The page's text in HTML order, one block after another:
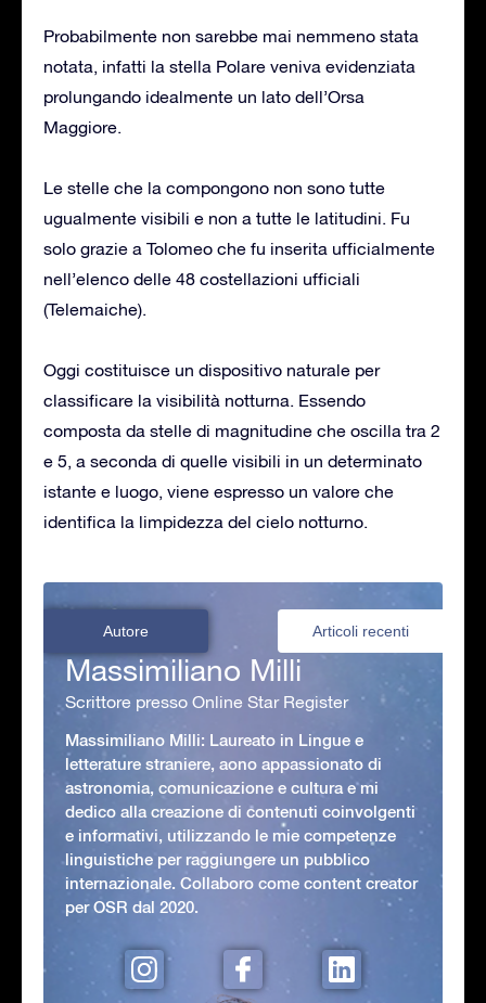
Probabilmente non sarebbe mai nemmeno stata
notata, infatti la stella Polare veniva evidenziata
prolungando idealmente un lato dell’Orsa
Maggiore.
Le stelle che la compongono non sono tutte
ugualmente visibili e non a tutte le latitudini. Fu
solo grazie a Tolomeo che fu inserita ufficialmente
nell’elenco delle 48 costellazioni ufficiali
(Telemaiche).
Oggi costituisce un dispositivo naturale per
classificare la visibilità notturna. Essendo
composta da stelle di magnitudine che oscilla tra 2
e 5, a seconda di quelle visibili in un determinato
istante e luogo, viene espresso un valore che
identifica la limpidezza del cielo notturno.
Autore Articoli recenti
Massimiliano Milli
Scrittore presso Online Star Register
Massimiliano Milli: Laureato in Lingue e
letterature straniere, aono appassionato di
astronomia, comunicazione e cultura e mi
dedico alla creazione di contenuti coinvolgenti
e informativi, utilizzando le mie competenze
linguistiche per raggiungere un pubblico
internazionale. Collaboro come content creator
per OSR dal 2020.